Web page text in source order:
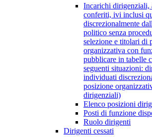
Incarichi dirigenziali,
conferiti, ivi inclusi
discrezionalmente
politico senza
selezione e titolari di
organizzativa con
pubblicare in tabelle
seguenti situazioni:
individuati
posizione
dirigenziali)
Elenco posizioni
Posti di funzione
Ruolo dirigenti
Dirigenti cessati